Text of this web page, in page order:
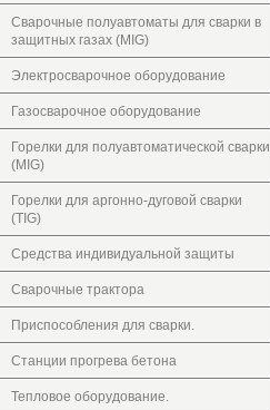
Сварочные полуавтоматы для сварки в
защитных газах (MIG)
Электросварочное оборудование
Газосварочное оборудование
Горелки для полуавтоматической сварки
(MIG)
Горелки для аргонно-дуговой сварки
(TIG)
Средства индивидуальной защиты
Сварочные трактора
Приспособления для сварки.
Станции прогрева бетона
Тепловое оборудование.